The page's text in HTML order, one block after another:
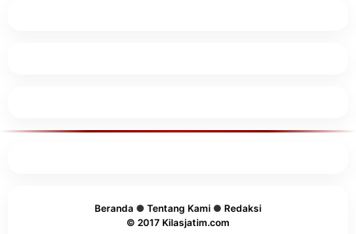
Beranda ● Tentang Kami ● Redaksi
© 2017 Kilasjatim.com